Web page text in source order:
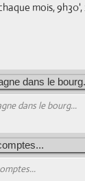
mois, 9h30',
dans le bourg...